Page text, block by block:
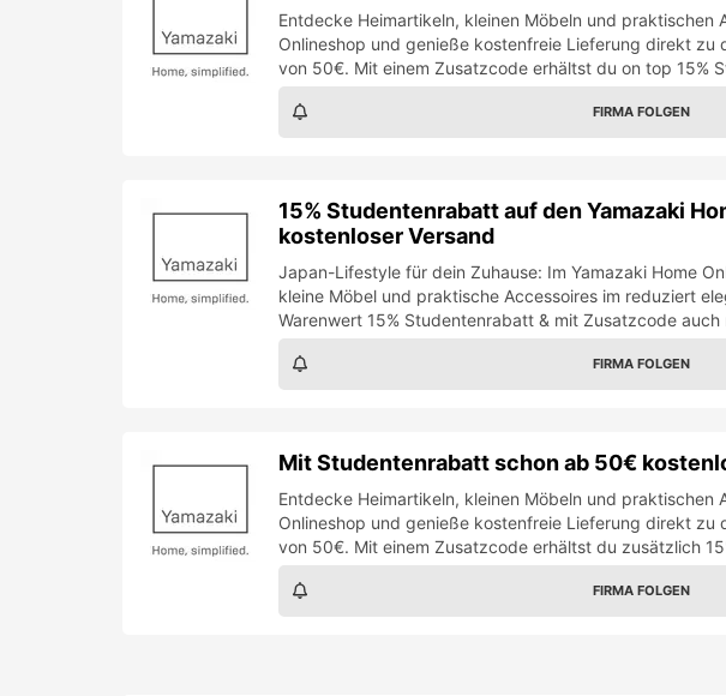
Entdecke Heimartikeln, kleinen Möbeln und praktischen
Onlineshop und genieße kostenfreie Lieferung direkt zu
von 50€. Mit einem Zusatzcode erhältst du on top 15%
FIRMA FOLGEN
15% Studentenrabatt auf den Yamazaki
kostenloser Versand
Japan-Lifestyle für dein Zuhause: Im Yamazaki Home
kleine Möbel und praktische Accessoires im reduziert
Warenwert 15% Studentenrabatt & mit Zusatzcode auch
FIRMA FOLGEN
Mit Studentenrabatt schon ab 50€
Entdecke Heimartikeln, kleinen Möbeln und praktischen
Onlineshop und genieße kostenfreie Lieferung direkt zu
von 50€. Mit einem Zusatzcode erhältst du zusätzlich
FIRMA FOLGEN